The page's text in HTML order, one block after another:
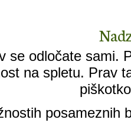
se odločate sami.
na spletu. Prav
posameznih